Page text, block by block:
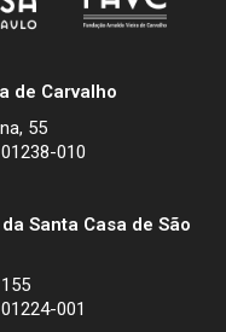
de Carvalho
55
010
Santa Casa de São
001